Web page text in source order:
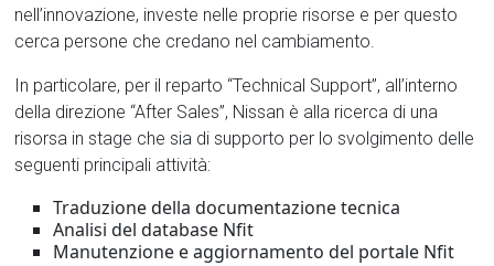
nell’innovazione, investe nelle proprie risorse e per questo
cerca persone che credano nel cambiamento.
In particolare, per il reparto “Technical Support”, all’interno
della direzione “After Sales”, Nissan è alla ricerca di una
risorsa in stage che sia di supporto per lo svolgimento delle
seguenti principali attività:
Traduzione della documentazione tecnica
Analisi del database Nfit
Manutenzione e aggiornamento del portale Nfit